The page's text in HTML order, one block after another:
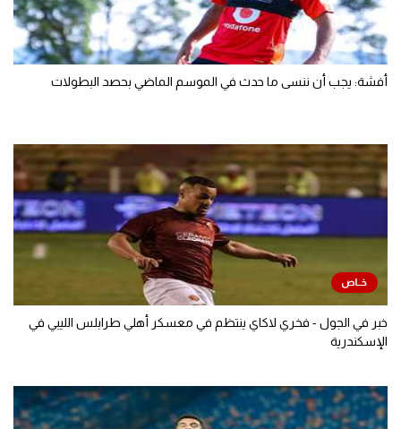
أفشة: يجب أن ننسى ما حدث في الموسم الماضي بحصد البطولات
خبر في الجول - فخري لاكاي ينتظم في معسكر أهلي طرابلس الليبي في
الإسكندرية